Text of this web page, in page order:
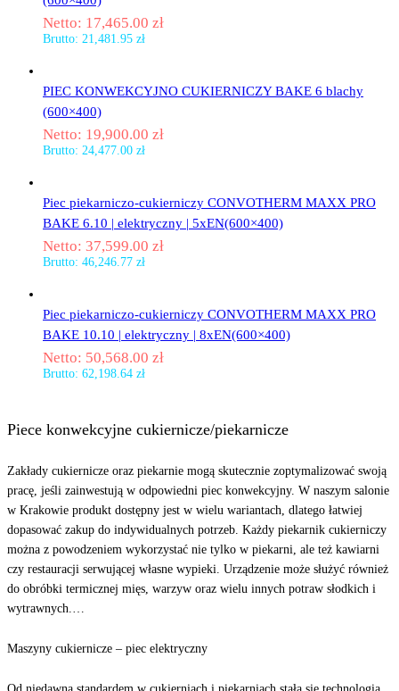
Netto: 17,465.00 zł
Brutto: 21,481.95 zł
PIEC KONWEKCYJNO CUKIERNICZY BAKE 6 blachy
(600×400)
Netto: 19,900.00 zł
Brutto: 24,477.00 zł
Piec piekarniczo-cukierniczy CONVOTHERM MAXX PRO
BAKE 6.10 | elektryczny | 5xEN(600×400)
Netto: 37,599.00 zł
Brutto: 46,246.77 zł
Piec piekarniczo-cukierniczy CONVOTHERM MAXX PRO
BAKE 10.10 | elektryczny | 8xEN(600×400)
Netto: 50,568.00 zł
Brutto: 62,198.64 zł
Piece konwekcyjne cukiernicze/piekarnicze
Zakłady cukiernicze oraz piekarnie mogą skutecznie zoptymalizować swoją
pracę, jeśli zainwestują w odpowiedni piec konwekcyjny. W naszym salonie
w Krakowie produkt dostępny jest w wielu wariantach, dlatego łatwiej
dopasować zakup do indywidualnych potrzeb. Każdy piekarnik cukierniczy
można z powodzeniem wykorzystać nie tylko w piekarni, ale też kawiarni
czy restauracji serwującej własne wypieki. Urządzenie może służyć również
do obróbki termicznej mięs, warzyw oraz wielu innych potraw słodkich i
wytrawnych.
Maszyny cukiernicze – piec elektryczny